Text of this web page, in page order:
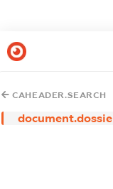
CAHEADER.SEARCH